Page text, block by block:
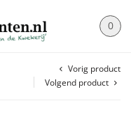
0
Vorig product
Volgend product